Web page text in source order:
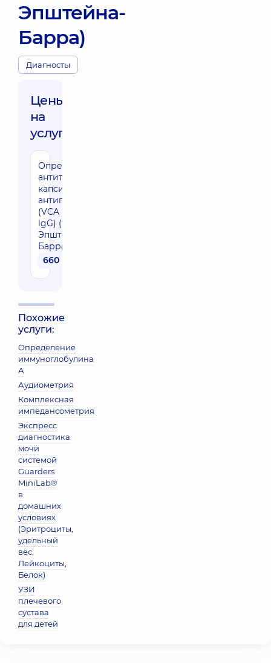
Эпштейна-
Барра)
Диагносты
Цены
на
услуги:
Определение
антител lg G к
капсидному
антигену
(VCA EBV VCA
lgG) (вирус
Эпштейна-
Барра)
660 грн
Похожие
услуги:
Определение
иммуноглобулина
А
Аудиометрия
Комплексная
импедансометрия
Экспресс
диагностика
мочи
системой
Guarders
MiniLab®
в
домашних
условиях
(Эритроциты,
удельный
вес,
Лейкоциты,
Белок)
УЗИ
плечевого
сустава
для детей